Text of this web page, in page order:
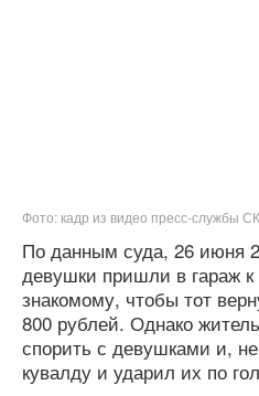
Фото: кадр из видео пресс-службы
По данным суда, 26 июня
девушки пришли в гараж
знакомому, чтобы тот
800 рублей. Однако
спорить с девушками и,
кувалду и ударил их по